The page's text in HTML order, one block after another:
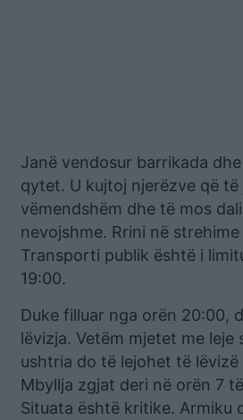
Janë vendosur barrikada
qytet. U kujtoj njerëzve që të
vëmendshëm dhe të mos
nevojshme. Rrini në
Transporti publik është i
19:00.
Duke filluar nga orën 20:00,
lëvizja. Vetëm mjetet me leje
ushtria do të lejohet të lëvizë
Mbyllja zgjat deri në orën 7
Situata është kritike. Armiku